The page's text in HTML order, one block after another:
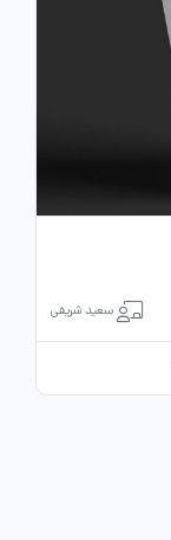
سعید شریفی